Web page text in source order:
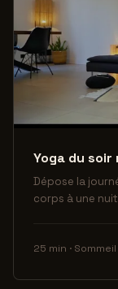
Yoga du
Dépose la
corps à une
25 min · Sommeil